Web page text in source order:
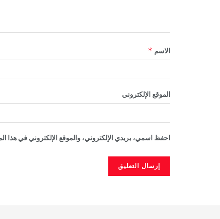
الاسم *
الموقع الإلكتروني
احفظ اسمي، بريدي الإلكتروني، والموقع الإلكتروني في هذا